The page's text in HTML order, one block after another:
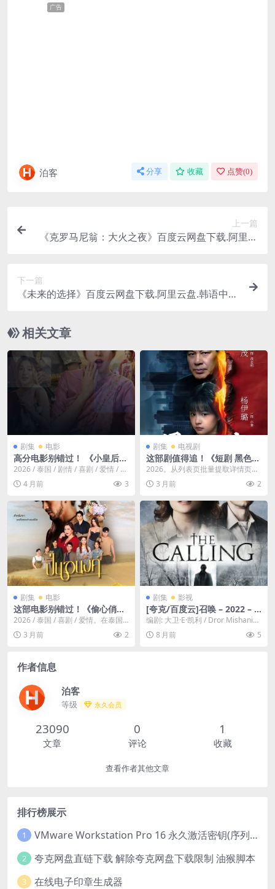
广告
泊客 分享 收藏 点赞(0)
上一篇
《克罗马尼翁：大火之夜》百度云网盘下载.阿里云
下一篇
《未来的选择》百度云网盘下载.阿里云盘.韩语中
相关文章
剧集 电影
高分电影别错过！ 《小皇后》
百度云网盘夸克 .阿里云盘. 20
26 中字 热播必收 未删减 限时
转存
2026 / 泰国 / 剧情 / 喜剧 / 爱情 / 历
史。平民丽娜，以无人认可...
4 月前 3
剧集 电视剧
这部剧值得追！《短剧 黑色焰
火 41集 朱时茂》
2026。从列表页批量提取详情页后
创建的自动处理任务
3 月前 2
剧集 电影
这部电影别错过！《偷心俏冤
家》
2026 / 泰国 / 喜剧 / 爱情。在泰国
最大的奶牛场，一位年轻女子必须
应对...3 月前 2
剧集 影视
[夸克/百度云]召唤 – 2022 – 1
080P秒开无压力 – 剧情/犯罪/
悬疑 -[US]
编剧: 大卫·E·凯利 / Dror Mishani
资源下载：召唤下载阿里云盘...
8 月前 5
作者信息
泊客
等级 永久会员
23090
文章
0
评论
1
收藏
查看作者其他文章
排行榜展示
1 VMware Workstation Pro 16 永久激活密钥(序列号)
2 夸克网盘直链下载 解除夸克网盘下载限制 油猴脚本
3 在线电子印章生成器